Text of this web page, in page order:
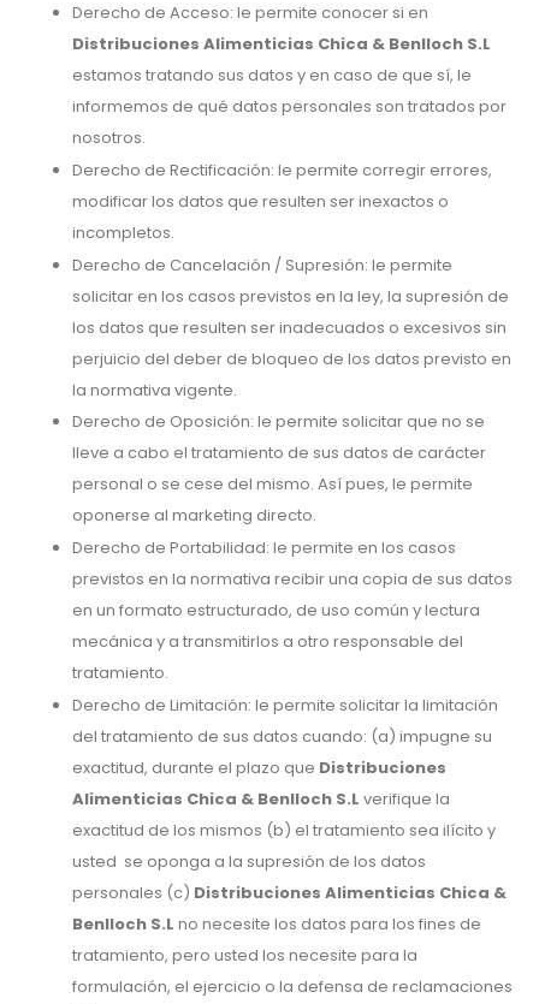
Derecho de Acceso: le permite conocer si en
Distribuciones Alimenticias Chica & Benlloch S.L
estamos tratando sus datos y en caso de que sí, le
informemos de qué datos personales son tratados por
nosotros.
Derecho de Rectificación: le permite corregir errores,
modificar los datos que resulten ser inexactos o
incompletos.
Derecho de Cancelación / Supresión: le permite
solicitar en los casos previstos en la ley, la supresión de
los datos que resulten ser inadecuados o excesivos sin
perjuicio del deber de bloqueo de los datos previsto en
la normativa vigente.
Derecho de Oposición: le permite solicitar que no se
lleve a cabo el tratamiento de sus datos de carácter
personal o se cese del mismo. Así pues, le permite
oponerse al marketing directo.
Derecho de Portabilidad: le permite en los casos
previstos en la normativa recibir una copia de sus datos
en un formato estructurado, de uso común y lectura
mecánica y a transmitirlos a otro responsable del
tratamiento.
Derecho de Limitación: le permite solicitar la limitación
del tratamiento de sus datos cuando: (a) impugne su
exactitud, durante el plazo que Distribuciones
Alimenticias Chica & Benlloch S.L verifique la
exactitud de los mismos (b) el tratamiento sea ilícito y
usted se oponga a la supresión de los datos
personales (c) Distribuciones Alimenticias Chica &
Benlloch S.L no necesite los datos para los fines de
tratamiento, pero usted los necesite para la
formulación, el ejercicio o la defensa de reclamaciones